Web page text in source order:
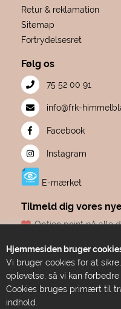
Hjemmesiden bruger
Vi bruger cookies for at
oplevelse, så vi kan
Cookies bruges primært til
indhold.
Retur & reklamation
Sitemap
Fortrydelsesret
Følg os
75 52 00 91
info@frk-
Facebook
Instagram
E-mærket
Tilmeld dig vores
Optjen point på alle
Dine point udløber
Adgang til
Bare ren forkælelse
TILMELD DIG HER